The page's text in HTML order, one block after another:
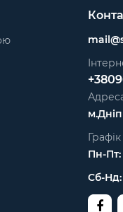
Пн-Пт:
Сб-Нд: